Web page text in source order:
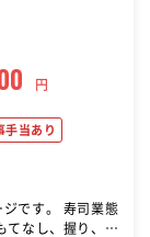
円
手当あり
寿司業態
てなし、握り、仕